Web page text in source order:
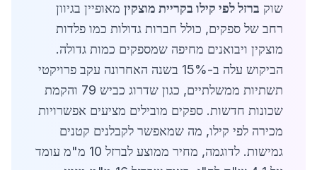
שוק ברזל לפי קילו בקריית מוצקין מאופיין בגיוון
רחב של ספקים, כולל חברות גדולות כמו פלדות
מוצקין ויבואנים מחיפה שמספקים כמות גדולה.
הביקוש עלה ב-15% בשנה האחרונה עקב פרויקטי
תשתיות ממשלתיים, כגון שדרוג כביש 79 והקמת
שכונות חדשות. ספקים מובילים מציעים אפשרויות
מכירה לפי קילו, מה שמאפשר לקבלנים קטנים
גמישות. לדוגמה, מחיר ממוצע לברזל 10 מ"מ עומד